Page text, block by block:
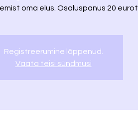
oma elus. Osaluspanus 20 eurot.
Registreerumine lõppenud.
Vaata teisi sündmusi